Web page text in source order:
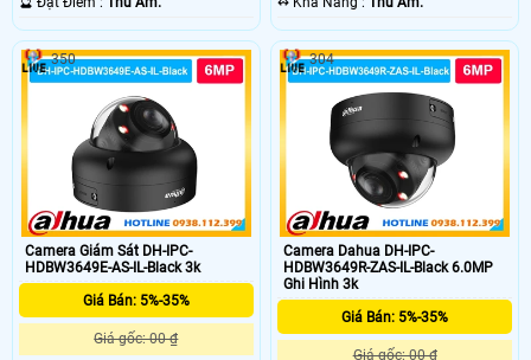
Camera Giám Sát DH-IPC-
HDBW3649E-AS-IL-Black 3k
Giá Bán: 5%-35%
Giá gốc: 00 ₫
350
Camera Dahua DH-IPC-
HDBW3649R-ZAS-IL-Black 6.0MP
Ghi Hình 3k
Giá Bán: 5%-35%
Giá gốc: 00 ₫
304